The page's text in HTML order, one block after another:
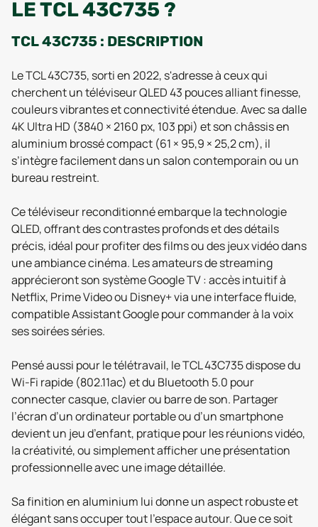
LE TCL 43C735 ?
TCL 43C735 : DESCRIPTION
Le TCL 43C735, sorti en 2022, s'adresse à ceux qui
cherchent un téléviseur QLED 43 pouces alliant finesse,
couleurs vibrantes et connectivité étendue. Avec sa dalle
4K Ultra HD (3840 × 2160 px, 103 ppi) et son châssis en
aluminium brossé compact (61 × 95,9 × 25,2 cm), il
s’intègre facilement dans un salon contemporain ou un
bureau restreint.
Ce téléviseur reconditionné embarque la technologie
QLED, offrant des contrastes profonds et des détails
précis, idéal pour profiter des films ou des jeux vidéo dans
une ambiance cinéma. Les amateurs de streaming
apprécieront son système Google TV : accès intuitif à
Netflix, Prime Video ou Disney+ via une interface fluide,
compatible Assistant Google pour commander à la voix
ses soirées séries.
Pensé aussi pour le télétravail, le TCL 43C735 dispose du
Wi-Fi rapide (802.11ac) et du Bluetooth 5.0 pour
connecter casque, clavier ou barre de son. Partager
l’écran d’un ordinateur portable ou d’un smartphone
devient un jeu d’enfant, pratique pour les réunions vidéo,
la créativité, ou simplement afficher une présentation
professionnelle avec une image détaillée.
Sa finition en aluminium lui donne un aspect robuste et
élégant sans occuper tout l’espace autour. Que ce soit